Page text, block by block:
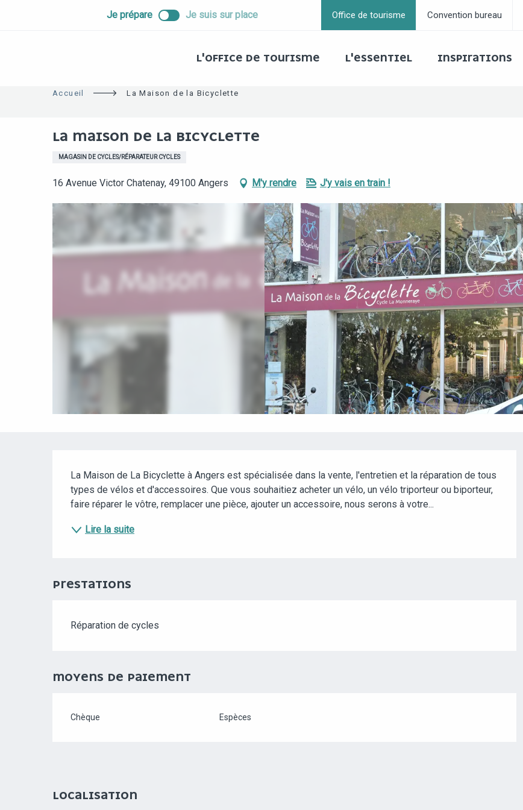
Je prépare Je suis sur place Office de tourisme Convention bureau
L'OFFICE DE TOURISME L'ESSENTIEL INSPIRATIONS
Accueil La Maison de la Bicyclette
LA MAISON DE LA BICYCLETTE
MAGASIN DE CYCLES/RÉPARATEUR CYCLES
16 Avenue Victor Chatenay, 49100 Angers M'y rendre J'y vais en train !
La Maison de La Bicyclette à Angers est spécialisée dans la vente, l'entretien et la réparation de tous
types de vélos et d'accessoires. Que vous souhaitiez acheter un vélo, un vélo triporteur ou biporteur,
faire réparer le vôtre, remplacer une pièce, ajouter un accessoire, nous serons à votre...
Lire la suite
PRESTATIONS
Réparation de cycles
MOYENS DE PAIEMENT
Chèque Espèces
LOCALISATION